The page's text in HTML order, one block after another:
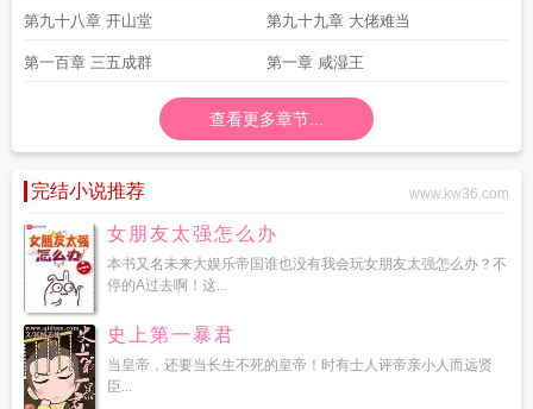
第九十八章 开山堂 第九十九章 大佬难当
第一百章 三五成群 第一章 咸湿王
查看更多章节...
完结小说推荐 www.kw36.com
女朋友太强怎么办
本书又名未来大娱乐帝国谁也没有我会玩女朋友太强怎么办？不
停的A过去啊！这...
史上第一暴君
当皇帝，还要当长生不死的皇帝！时有士人评帝亲小人而远贤
臣...